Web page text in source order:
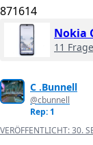
871614
Nokia
11
C .Bunnell
@cbunnell
Rep: 1
VERÖFFENTLICHT:30.